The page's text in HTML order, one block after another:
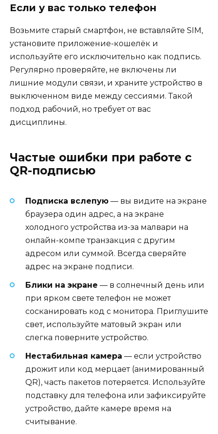
Если у вас только телефон
Возьмите старый смартфон, не вставляйте SIM,
установите приложение-кошелёк и
используйте его исключительно как подпись.
Регулярно проверяйте, не включены ли
лишние модули связи, и храните устройство в
выключенном виде между сессиями. Такой
подход рабочий, но требует от вас
дисциплины.
Частые ошибки при работе с
QR-подписью
Подписка вслепую — вы видите на экране
браузера один адрес, а на экране
холодного устройства из-за малвари на
онлайн-компе транзакция с другим
адресом или суммой. Всегда сверяйте
адрес на экране подписи.
Блики на экране — в солнечный день или
при ярком свете телефон не может
сосканировать код с монитора. Приглушите
свет, используйте матовый экран или
слегка поверните устройство.
Нестабильная камера — если устройство
дрожит или код мерцает (анимированный
QR), часть пакетов потеряется. Используйте
подставку для телефона или зафиксируйте
устройство, дайте камере время на
считывание.